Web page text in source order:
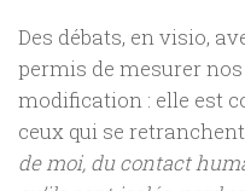
Des débats, en visio,
permis de mesurer
modification : elle est
ceux qui se
de moi, du contact